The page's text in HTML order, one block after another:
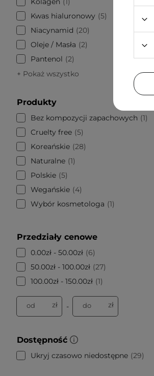
Kwas hialuronowy
5
Niacynamid
20
Oleje / Masła
2
Pantenol
2
+ Pokaż wszystko
Produkty
Bez kompozycji zapachowych
1
Cruelty free 5
Koreańskie 28
Naturalne 1
Polskie 5
Wegańskie
4
Wybór kosmetologa
1
Przedziały cenowe
0.00zł - 50.00zł
6
50.00zł - 100.00zł 27
100.00zł - 150.00zł 1
od zł - do zł
Dostępność
Ukryj czasowo niedostępne 29